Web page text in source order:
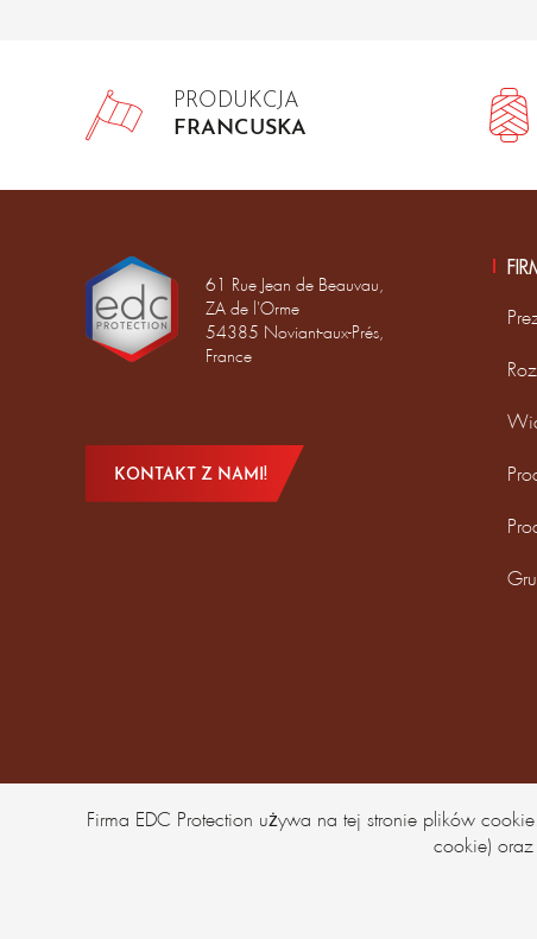
Firma EDC Protection używa na tej stronie plików
cookie)
PRODUKCJA
FRANCUSKA
61 Rue Jean de Beauvau,
ZA de l'Orme
54385 Noviant-aux-Prés,
France
KONTAKT Z NAMI!